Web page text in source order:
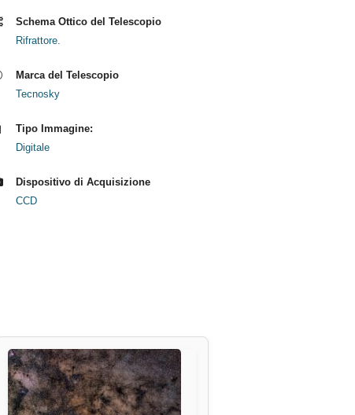
Schema Ottico del Telescopio
Rifrattore.
Marca del Telescopio
Tecnosky
Tipo Immagine:
Digitale
Dispositivo di Acquisizione
CCD